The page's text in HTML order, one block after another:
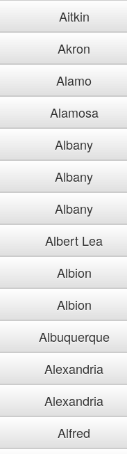
Aitkin
Akron
Alamo
Alamosa
Albany
Albany
Albany
Albert Lea
Albion
Albion
Albuquerque
Alexandria
Alexandria
Alfred